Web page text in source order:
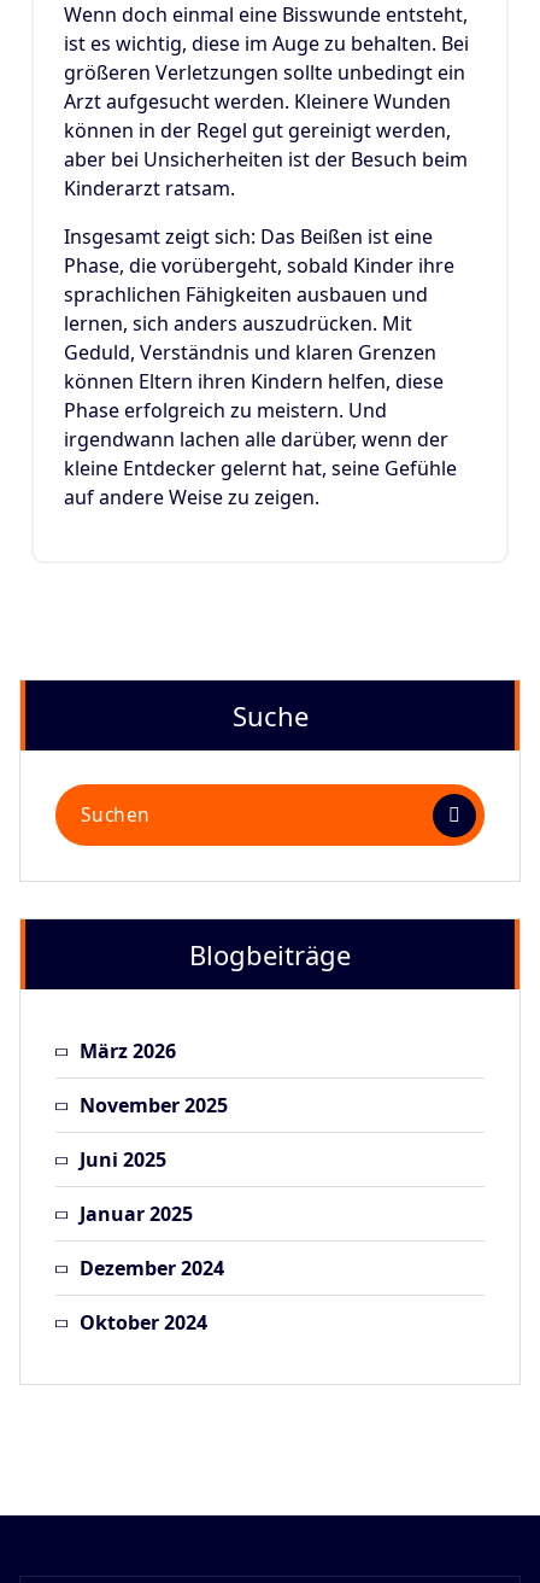
Wenn doch einmal eine Bisswunde entsteht,
ist es wichtig, diese im Auge zu behalten. Bei
größeren Verletzungen sollte unbedingt ein
Arzt aufgesucht werden. Kleinere Wunden
können in der Regel gut gereinigt werden,
aber bei Unsicherheiten ist der Besuch beim
Kinderarzt ratsam.
Insgesamt zeigt sich: Das Beißen ist eine
Phase, die vorübergeht, sobald Kinder ihre
sprachlichen Fähigkeiten ausbauen und
lernen, sich anders auszudrücken. Mit
Geduld, Verständnis und klaren Grenzen
können Eltern ihren Kindern helfen, diese
Phase erfolgreich zu meistern. Und
irgendwann lachen alle darüber, wenn der
kleine Entdecker gelernt hat, seine Gefühle
auf andere Weise zu zeigen.
Suche
Suchen
nach:
Blogbeiträge
März 2026
November 2025
Juni 2025
Januar 2025
Dezember 2024
Oktober 2024